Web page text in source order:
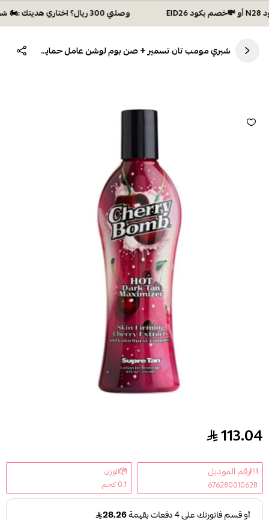
وصلتي 300 ريال؟ اختاري هديتك :🏍 شحن مجاني بكود N28 أو 💸خصم بكود EID26
شيري مومب تان تسمير + صن بوم لوشن عامل حماية من الشمس 50
شيري مومب تان تسمير + صن بوم لوشن عامل
113.04
رقم الموديل
676280010628
الوزن
0.1 كجم